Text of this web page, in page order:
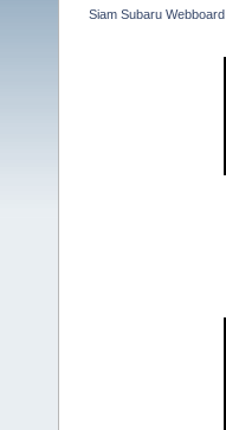
Siam Subaru Webboard